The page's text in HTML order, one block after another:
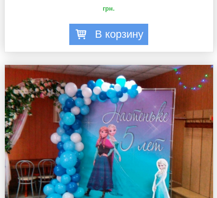
грн.
В корзину